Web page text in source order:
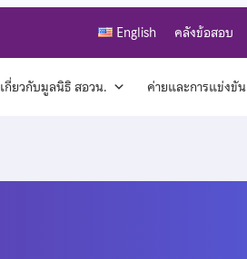
English คลังข้อสอบ
เกี่ยวกับมูลนิธิ สอวน. ค่ายและการแข่งขัน